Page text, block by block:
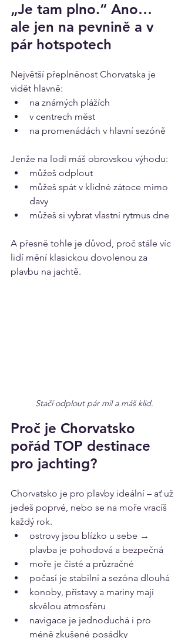
„Je tam plno.“ Ano…
ale jen na pevnině a v
pár hotspotech
Největší přeplněnost Chorvatska je
vidět hlavně:
na známých plážích
v centrech měst
na promenádách v hlavní sezóně
Jenže na lodi máš obrovskou výhodu:
můžeš odplout
můžeš spát v klidné zátoce mimo
davy
můžeš si vybrat vlastní rytmus dne
A přesně tohle je důvod, proč stále víc
lidí mění klasickou dovolenou za
plavbu na jachtě.
Stačí odplout pár mil a máš klid.
Proč je Chorvatsko
pořád TOP destinace
pro jachting?
Chorvatsko je pro plavby ideální – ať už
jedeš poprvé, nebo se na moře vracíš
každý rok.
ostrovy jsou blízko u sebe →
plavba je pohodová a bezpečná
moře je čisté a průzračné
počasí je stabilní a sezóna dlouhá
konoby, přístavy a mariny mají
skvělou atmosféru
navigace je jednoduchá i pro
méně zkušené posádky